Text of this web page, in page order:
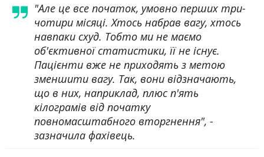
"Але це все початок, умовно перших три-
чотири місяці. Хтось набрав вагу, хтось
навпаки схуд. Тобто ми не маємо
об'єктивної статистики, її не існує.
Пацієнти вже не приходять з метою
зменшити вагу. Так, вони відзначають,
що в них, наприклад, плюс п'ять
кілограмів від початку
повномасштабного вторгнення", -
зазначила фахівець.